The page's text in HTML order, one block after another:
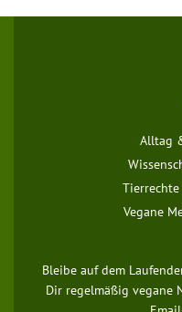
Alltag
Vegane
Bleibe auf dem
Dir regelmäßig vegane